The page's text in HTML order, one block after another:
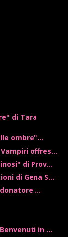
di Tara
ombre"...
offres...
di Prov...
di Gena S...
...
in ...